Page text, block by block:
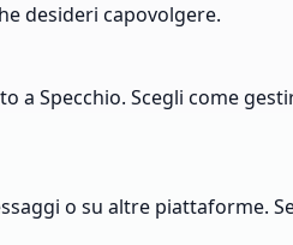
desideri capovolgere.
Specchio. Scegli come
o su altre piattaforme.